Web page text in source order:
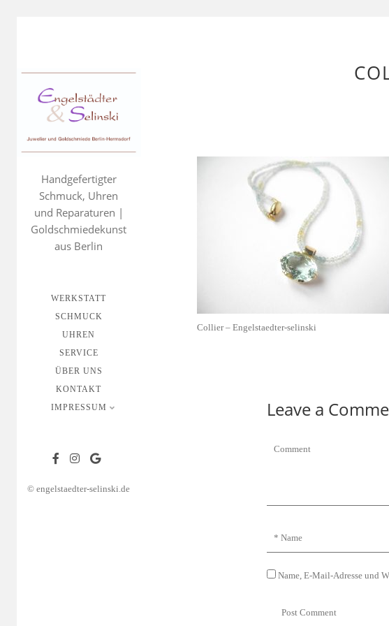
Handgefertigter
Schmuck, Uhren
und Reparaturen |
Goldschmiedekunst
aus Berlin
WERKSTATT
SCHMUCK
UHREN
SERVICE
ÜBER UNS
KONTAKT
IMPRESSUM
© engelstaedter-selinski.de
Collier – Engelstaedter-selinski
Leave a
Name, E-Mail-Adresse und